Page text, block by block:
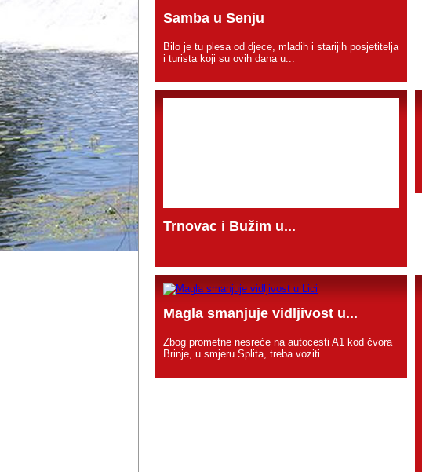
Samba u Senju
Bilo je tu plesa od djece, mladih i starijih posjetitelja
i turista koji su ovih dana u...
Trnovac i Bužim u...
Magla smanjuje vidljivost u...
Zbog prometne nesreće na autocesti A1 kod čvora
Brinje, u smjeru Splita, treba voziti...